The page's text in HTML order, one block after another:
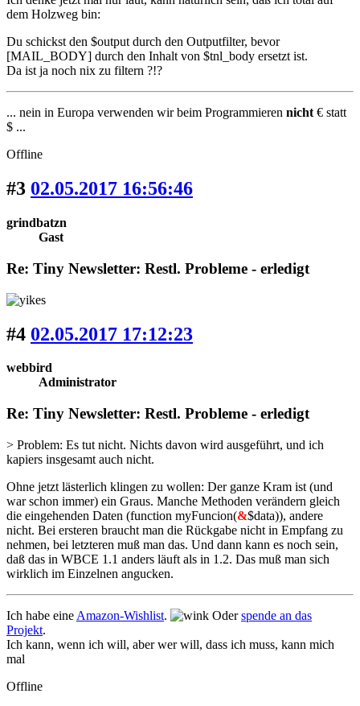
dem Holzweg bin:
Du schickst den $output durch den Outputfilter, bevor
[MAIL_BODY] durch den Inhalt von $tnl_body ersetzt ist.
Da ist ja noch nix zu filtern ?!?
... nein in Europa verwenden wir beim Programmieren nicht € statt
$ ...
Offline
#3 02.05.2017 16:56:46
grindbatzn
Gast
Re: Tiny Newsletter: Restl. Probleme - erledigt
#4 02.05.2017 17:12:23
webbird
Administrator
Re: Tiny Newsletter: Restl. Probleme - erledigt
> Problem: Es tut nicht. Nichts davon wird ausgeführt, und ich
kapiers insgesamt auch nicht.
Ohne jetzt lästerlich klingen zu wollen: Der ganze Kram ist (und
war schon immer) ein Graus. Manche Methoden verändern gleich
die eingehenden Daten (function myFuncion(&$data)), andere
nicht. Bei ersteren braucht man die Rückgabe nicht in Empfang zu
nehmen, bei letzteren muß man das. Und dann kann es noch sein,
daß das in WBCE 1.1 anders läuft als in 1.2. Das muß man sich
wirklich im Einzelnen angucken.
Ich habe eine Amazon-Wishlist. Oderspende an das
Projekt.
Ich kann, wenn ich will, aber wer will, dass ich muss, kann mich
mal
Offline